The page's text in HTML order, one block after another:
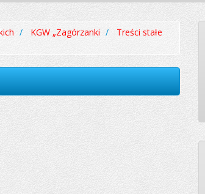
KGW „Zagórzanki
Treści stałe